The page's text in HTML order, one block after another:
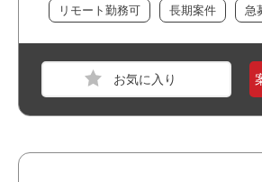
リモート勤務可 長期案件 急
職種
PM
スキル
PowerPoint,Word,Excel